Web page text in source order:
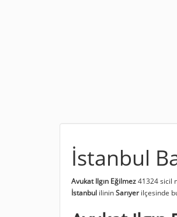
İstanbul
Avukat Ilgın Eğilmez41324 sicil
İstanbul ilininSarıyer ilçesinde